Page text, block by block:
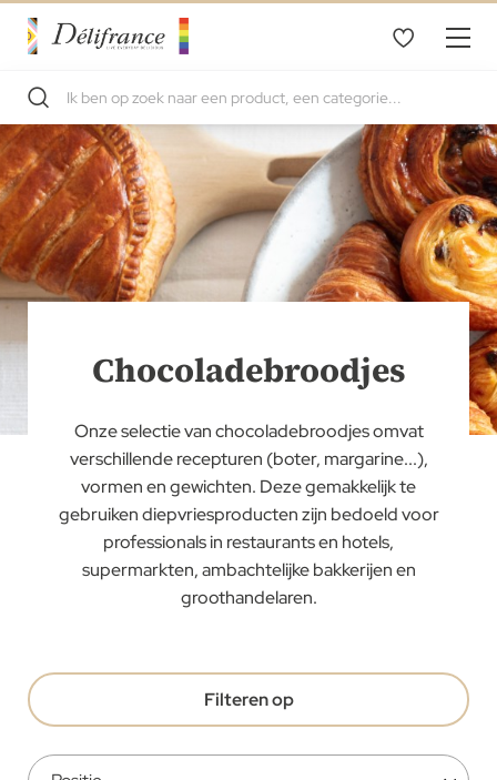
Chocoladebroodjes
Onze selectie van chocoladebroodjes omvat
verschillende recepturen (boter, margarine...),
vormen en gewichten. Deze gemakkelijk te
gebruiken diepvriesproducten zijn bedoeld voor
professionals in restaurants en hotels,
supermarkten, ambachtelijke bakkerijen en
groothandelaren.
Filteren op